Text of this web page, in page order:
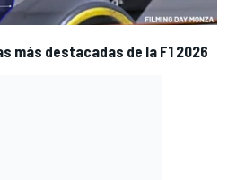
más destacadas de la F1 2026